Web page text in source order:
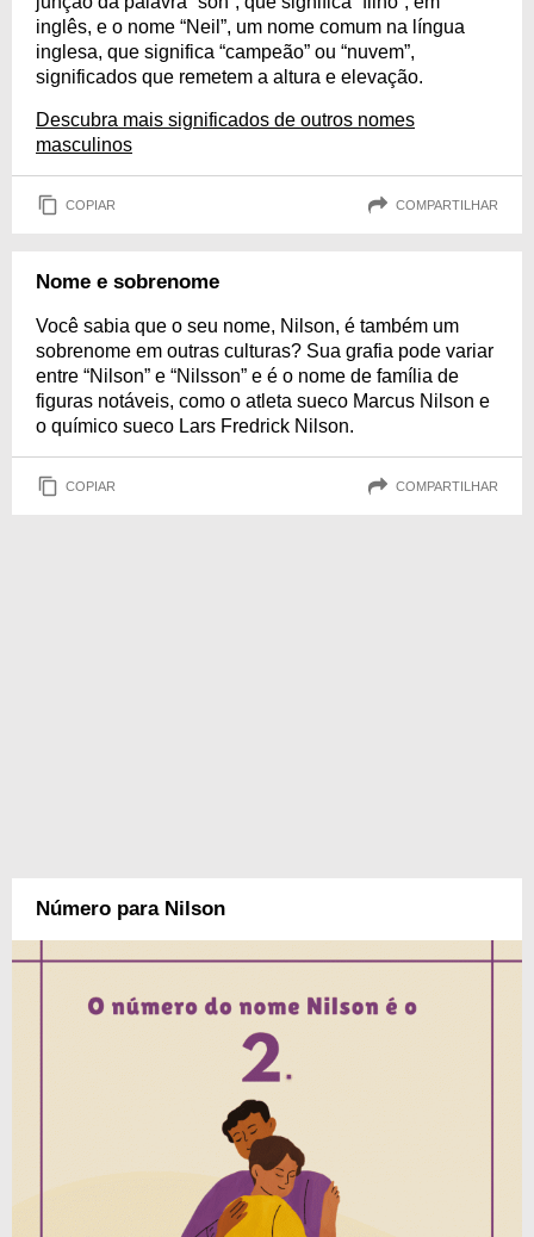
inglês, e o nome “Neil”, um nome comum na língua
inglesa, que significa “campeão” ou “nuvem”,
significados que remetem a altura e elevação.
Descubra mais significados de outros nomes
masculinos
COPIAR COMPARTILHAR
Nome e sobrenome
Você sabia que o seu nome, Nilson, é também um
sobrenome em outras culturas? Sua grafia pode variar
entre “Nilson” e “Nilsson” e é o nome de família de
figuras notáveis, como o atleta sueco Marcus Nilson e
o químico sueco Lars Fredrick Nilson.
COPIAR COMPARTILHAR
Número para Nilson